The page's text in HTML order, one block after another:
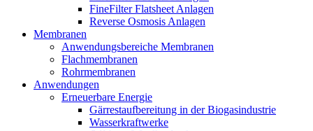
FineFilter Flatsheet Anlagen
Reverse Osmosis Anlagen
Membranen
Anwendungsbereiche Membranen
Flachmembranen
Rohrmembranen
Anwendungen
Erneuerbare Energie
Gärrestaufbereitung in der Biogasindustrie
Wasserkraftwerke